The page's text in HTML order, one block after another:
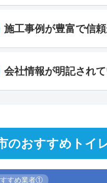
施工事例が豊富で信
会社情報が明記され
のおすすめトイ
すめ業者①